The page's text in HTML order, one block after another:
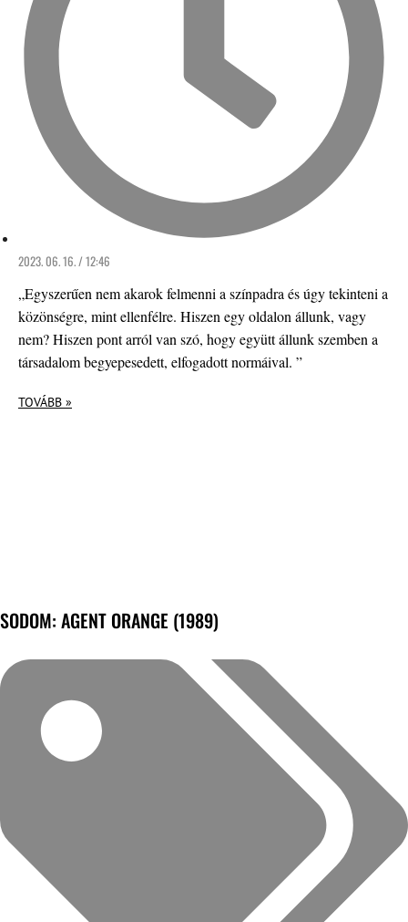
2023. 06. 16. / 12:46
„Egyszerűen nem akarok felmenni a színpadra és úgy tekinteni a
közönségre, mint ellenfélre. Hiszen egy oldalon állunk, vagy
nem? Hiszen pont arról van szó, hogy együtt állunk szemben a
társadalom begyepesedett, elfogadott normáival. ”
TOVÁBB »
SODOM: AGENT ORANGE (1989)